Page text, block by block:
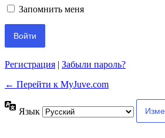
Запомнить меня
Регистрация | Забыли пароль?
← Перейти к MyJuve.com
Язык